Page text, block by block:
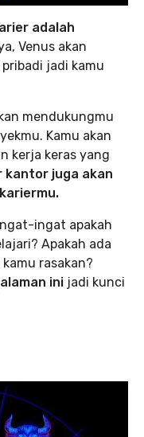
adalah
Venus akan
jadi kamu
mendukungmu
Kamu akan
kerja keras yang
kantor juga akan
ingat apakah
Apakah ada
rasakan?
ini jadi kunci